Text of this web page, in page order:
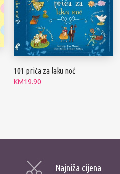
101 priča za laku noć
KM19.90
Najniža cijena